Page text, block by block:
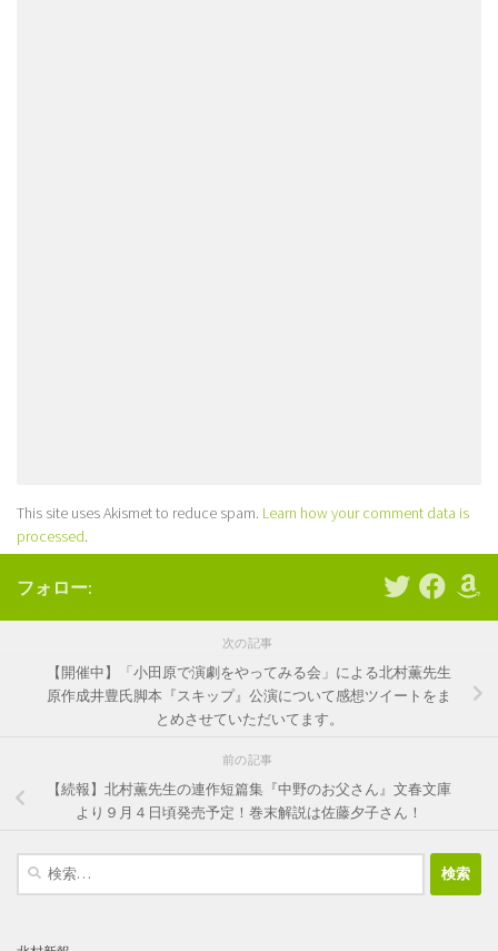
This site uses Akismet to reduce spam. Learn how your comment data is
processed.
フォロー:
次の記事
【開催中】「小田原で演劇をやってみる会」による北村薫先生
原作成井豊氏脚本『スキップ』公演について感想ツイートをま
とめさせていただいてます。
前の記事
【続報】北村薫先生の連作短篇集『中野のお父さん』文春文庫
より９月４日頃発売予定！巻末解説は佐藤夕子さん！
検